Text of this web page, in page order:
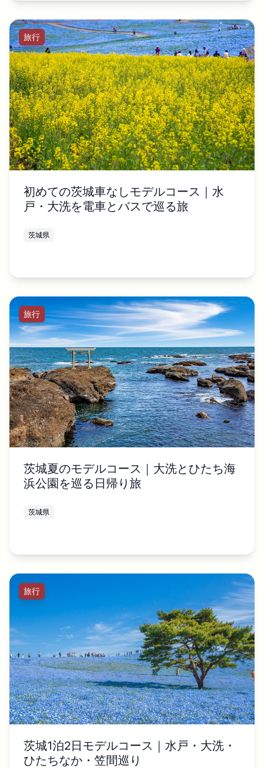
旅行
初めての茨城車なしモデルコース｜水
戸・大洗を電車とバスで巡る旅
茨城県
旅行
茨城夏のモデルコース｜大洗とひたち海
浜公園を巡る日帰り旅
茨城県
旅行
茨城1泊2日モデルコース｜水戸・大洗・
ひたちなか・笠間巡り